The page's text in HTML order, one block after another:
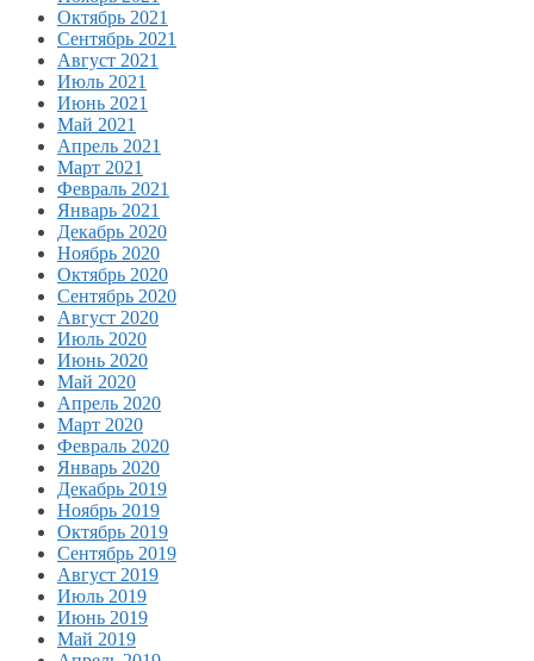
Октябрь 2021
Сентябрь 2021
Август 2021
Июль 2021
Июнь 2021
Май 2021
Апрель 2021
Март 2021
Февраль 2021
Январь 2021
Декабрь 2020
Ноябрь 2020
Октябрь 2020
Сентябрь 2020
Август 2020
Июль 2020
Июнь 2020
Май 2020
Апрель 2020
Март 2020
Февраль 2020
Январь 2020
Декабрь 2019
Ноябрь 2019
Октябрь 2019
Сентябрь 2019
Август 2019
Июль 2019
Июнь 2019
Май 2019